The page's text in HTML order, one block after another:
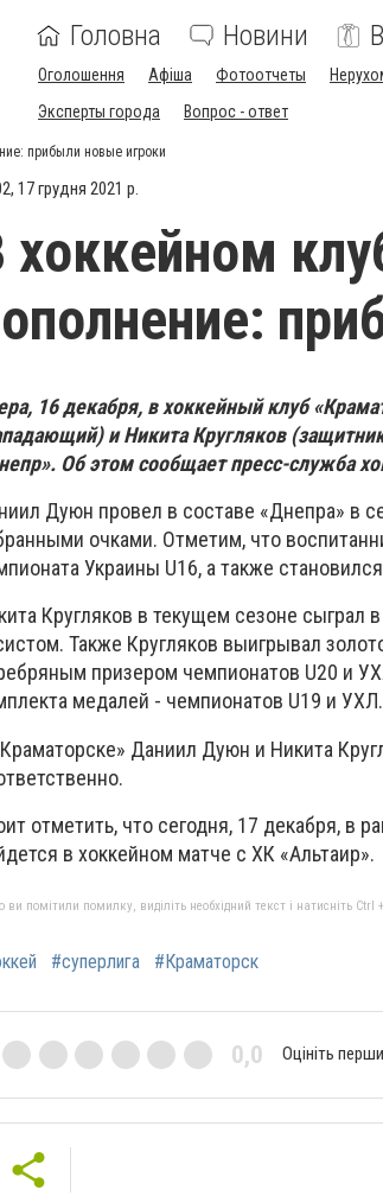
Головна Новини
Оголошення Афіша Фотоотчеты
Эксперты города
Вопрос - ответ
прибыли новые игроки
17 грудня 2021 р.
хоккейном
16 декабря, в хоккейный клуб
и Никита Кругляков
Об этом сообщает пресс-служба
Дуюн провел в составе «Днепра» в
очками. Отметим, что
Украины U16, а также
Кругляков в текущем сезоне сыграл
Также Кругляков выигрывал
призером чемпионатов U20 и
медалей - чемпионатов U19 и УХЛ.
Даниил Дуюн и Никита
отметить, что сегодня, 17 декабря, в
в хоккейном матче с ХК «Альтаир».
ви помітили помилку, виділіть необхідний текст і натисніть
#суперлига #Краматорск
0,0 Оцініть